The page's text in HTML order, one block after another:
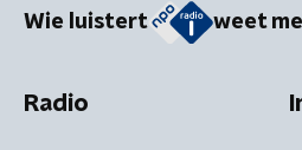
Wie luistert weet
Radio